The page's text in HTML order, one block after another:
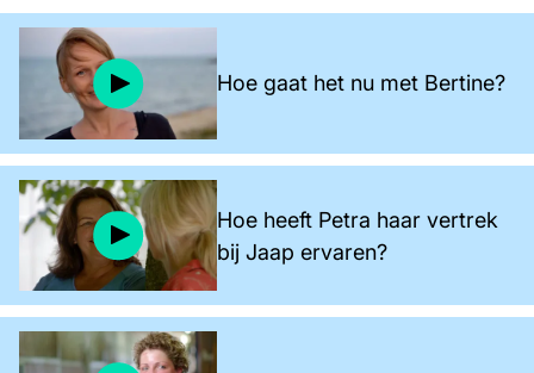
Hoe gaat het nu met Bertine?
Hoe heeft Petra haar vertrek
bij Jaap ervaren?